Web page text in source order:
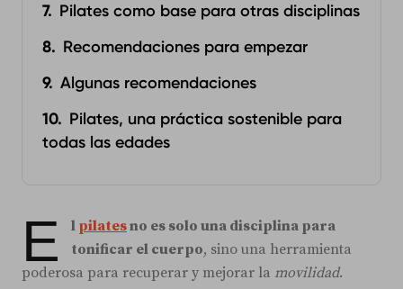
Pilates como base para otras disciplinas
Recomendaciones para empezar
Algunas recomendaciones
Pilates, una práctica sostenible para
todas las edades
E l pilatesno es solo una disciplina para
tonificar el cuerpo, sino una herramienta
poderosa para recuperar y mejorar la movilidad.